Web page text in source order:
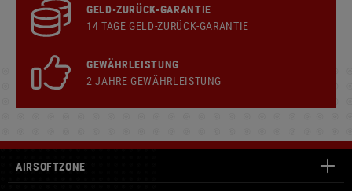
GELD-ZURÜCK-GARANTIE
14 TAGE GELD-ZURÜCK-GARANTIE
GEWÄHRLEISTUNG
2 JAHRE GEWÄHRLEISTUNG
AIRSOFTZONE